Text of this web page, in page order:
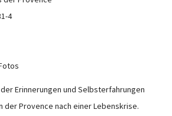
4
Erinnerungen und Selbsterfahrungen
der Provence nach einer Lebenskrise.